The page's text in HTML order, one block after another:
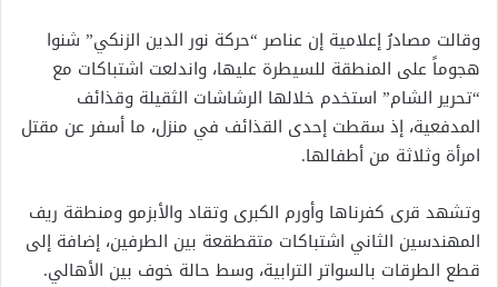
وقالت مصادرُ إعلامية إن عناصر “حركة نور الدين الزنكي” شنوا
هجوماً على المنطقة للسيطرة عليها، واندلعت اشتباكات مع
“تحرير الشام” استخدم خلالها الرشاشات الثقيلة وقذائف
المدفعية، إذ سقطت إحدى القذائف في منزل، ما أسفر عن مقتل
امرأة وثلاثة من أطفالها.
وتشهد قرى كفرناها وأورم الكبرى وتقاد والأبزمو ومنطقة ريف
المهندسين الثاني اشتباكات متقطقعة بين الطرفين، إضافة إلى
قطع الطرقات بالسواتر الترابية، وسط حالة خوف بين الأهالي.